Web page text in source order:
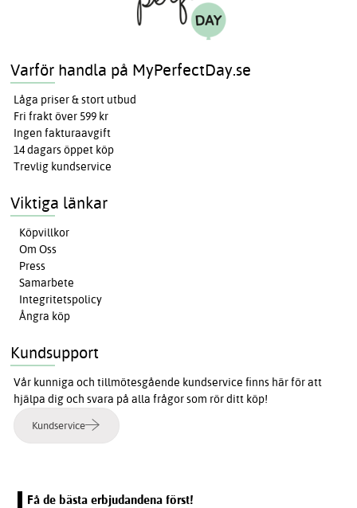
Varför handla på MyPerfectDay.se
Låga priser & stort utbud
Fri frakt över 599 kr
Ingen fakturaavgift
14 dagars öppet köp
Trevlig kundservice
Viktiga länkar
Köpvillkor
Om Oss
Press
Samarbete
Integritetspolicy
Ångra köp
Kundsupport
Vår kunniga och tillmötesgående kundservice finns här för att
hjälpa dig och svara på alla frågor som rör ditt köp!
Kundservice
Få de bästa erbjudandena först!